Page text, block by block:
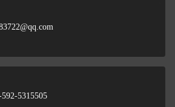
5315505